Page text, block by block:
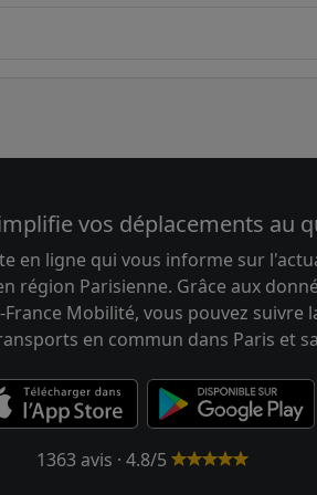
vos déplacements au
en ligne qui vous informe sur
région Parisienne. Grâce aux
Mobilité, vous pouvez suivre
en commun dans Paris et
1363 avis · 4.8/5